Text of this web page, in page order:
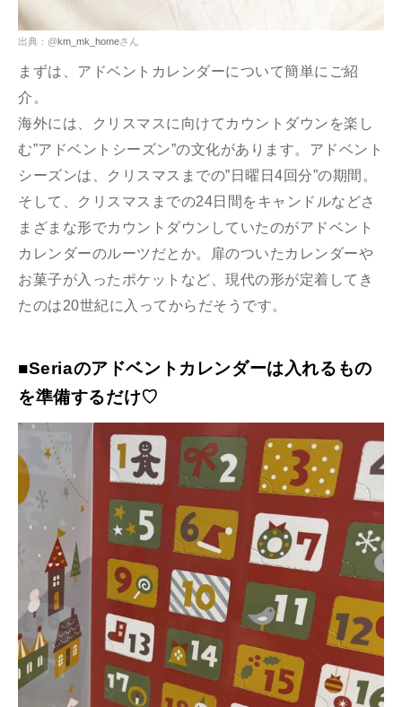
出典：@km_mk_homeさん
まずは、アドベントカレンダーについて簡単にご紹
介。
海外には、クリスマスに向けてカウントダウンを楽し
む”アドベントシーズン”の文化があります。アドベント
シーズンは、クリスマスまでの”日曜日4回分”の期間。
そして、クリスマスまでの24日間をキャンドルなどさ
まざまな形でカウントダウンしていたのがアドベント
カレンダーのルーツだとか。扉のついたカレンダーや
お菓子が入ったポケットなど、現代の形が定着してき
たのは20世紀に入ってからだそうです。
■Seriaのアドベントカレンダーは入れるもの
を準備するだけ♡